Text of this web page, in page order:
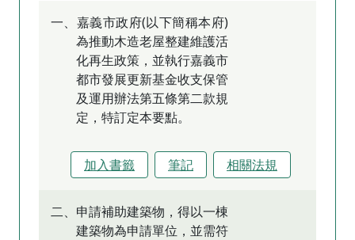
一、嘉義市政府(以下簡稱本府)
為推動木造老屋整建維護活
化再生政策，並執行嘉義市
都市發展更新基金收支保管
及運用辦法第五條第二款規
定，特訂定本要點。
加入書籤 筆記 相關法規
二、申請補助建築物，得以一棟
建築物為申請單位，並需符